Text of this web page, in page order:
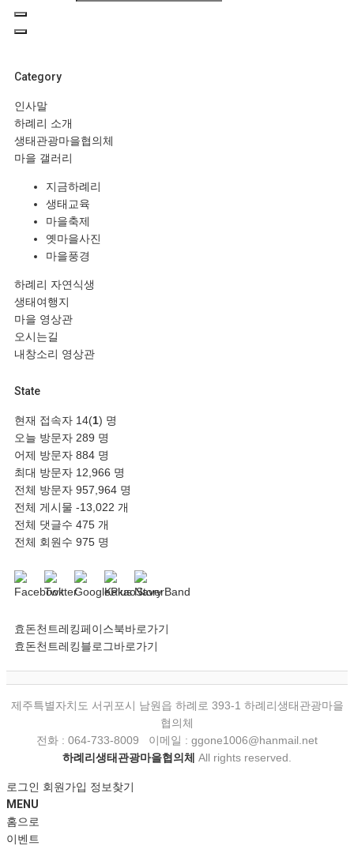
Category
인사말
하례리 소개
생태관광마을협의체
마을 갤러리
지금하례리
생태교육
마을축제
옛마을사진
마을풍경
하례리 자연식생
생태여행지
마을 영상관
오시는길
내창소리 영상관
State
현재 접속자 14(1) 명
오늘 방문자 289 명
어제 방문자 884 명
최대 방문자 12,966 명
전체 방문자 957,964 명
전체 게시물 -13,022 개
전체 댓글수 475 개
전체 회원수 975 명
효돈천트레킹페이스북바로가기
효돈천트레킹블로그바로가기
제주특별자치도 서귀포시 남원읍 하례로 393-1 하례리생태관광마을
협의체
전화 : 064-733-8009 이메일 : ggone1006@hanmail.net
하례리생태관광마을협의체 All rights reserved.
로그인 회원가입 정보찾기
MENU
홈으로
이벤트